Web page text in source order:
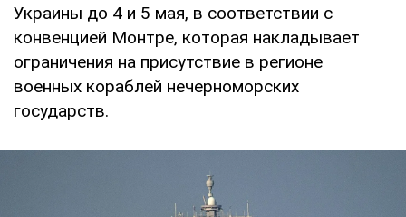
Украины до 4 и 5 мая, в соответствии с
конвенцией Монтре, которая накладывает
ограничения на присутствие в регионе
военных кораблей нечерноморских
государств.